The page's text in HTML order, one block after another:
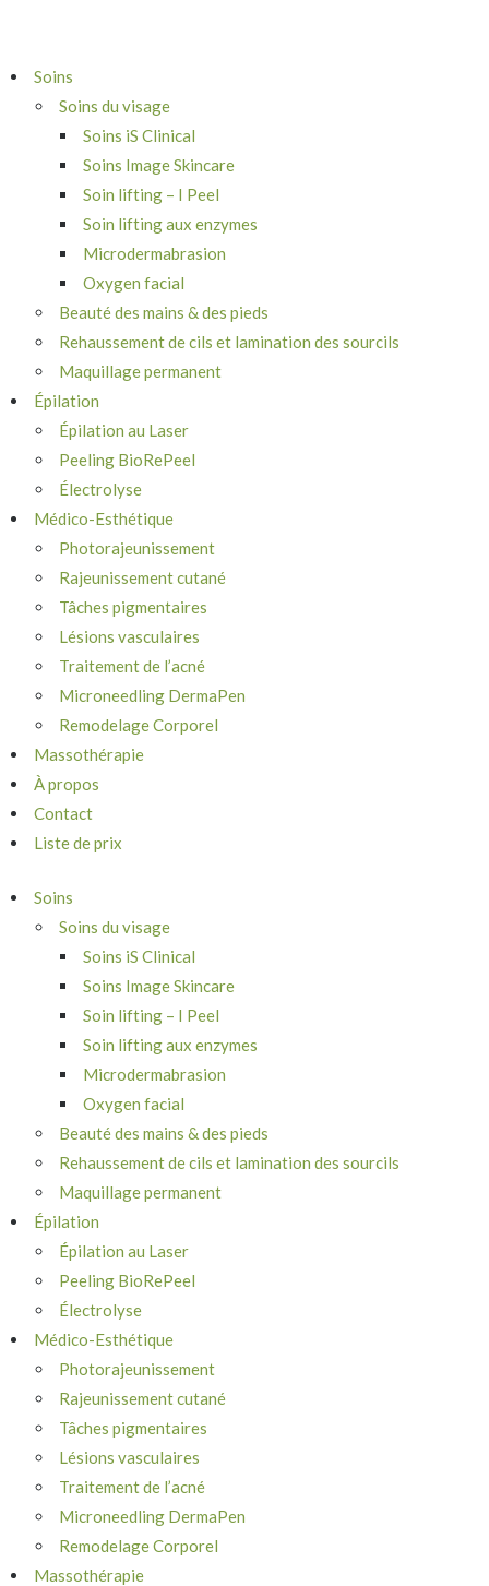
Soins
Soins du visage
Soins iS Clinical
Soins Image Skincare
Soin lifting – I Peel
Soin lifting aux enzymes
Microdermabrasion
Oxygen facial
Beauté des mains & des pieds
Rehaussement de cils et lamination des sourcils
Maquillage permanent
Épilation
Épilation au Laser
Peeling BioRePeel
Électrolyse
Médico-Esthétique
Photorajeunissement
Rajeunissement cutané
Tâches pigmentaires
Lésions vasculaires
Traitement de l’acné
Microneedling DermaPen
Remodelage Corporel
Massothérapie
À propos
Contact
Liste de prix
Soins
Soins du visage
Soins iS Clinical
Soins Image Skincare
Soin lifting – I Peel
Soin lifting aux enzymes
Microdermabrasion
Oxygen facial
Beauté des mains & des pieds
Rehaussement de cils et lamination des sourcils
Maquillage permanent
Épilation
Épilation au Laser
Peeling BioRePeel
Électrolyse
Médico-Esthétique
Photorajeunissement
Rajeunissement cutané
Tâches pigmentaires
Lésions vasculaires
Traitement de l’acné
Microneedling DermaPen
Remodelage Corporel
Massothérapie